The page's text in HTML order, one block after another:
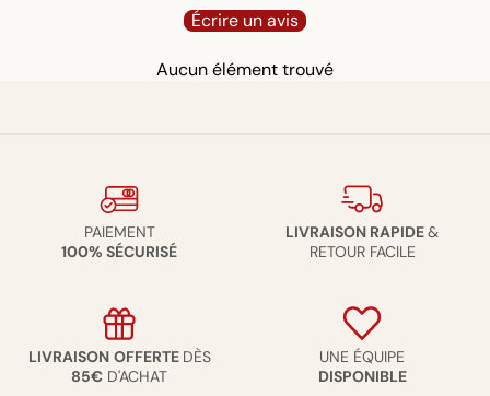
Écrire un avis
Aucun élément trouvé
PAIEMENT
100% SÉCURISÉ
LIVRAISON RAPIDE&
RETOUR FACILE
LIVRAISON OFFERTE DÈS
85€ D'ACHAT
UNE ÉQUIPE
DISPONIBLE